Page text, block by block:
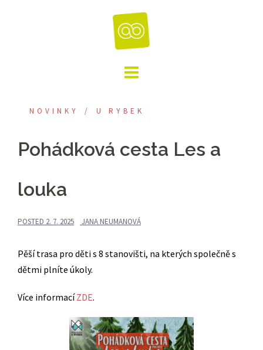
NOVINKY U RYBEK
Pohádková cesta Les a
louka
POSTED 2. 7. 2025 JANA NEUMANOVÁ
Pěší trasa pro děti s 8 stanovišti, na kterých společně s
dětmi plníte úkoly.
Více informacíZDE.